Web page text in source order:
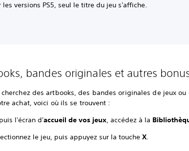
les versions PS5, seul le titre du jeu s'affiche.
bandes originales et autres
cherchez des artbooks, des bandes originales de jeux
achat, voici où ils se trouvent :
l'écran d'accueil de vos jeux, accédez à la
le jeu, puis appuyez sur la toucheX.